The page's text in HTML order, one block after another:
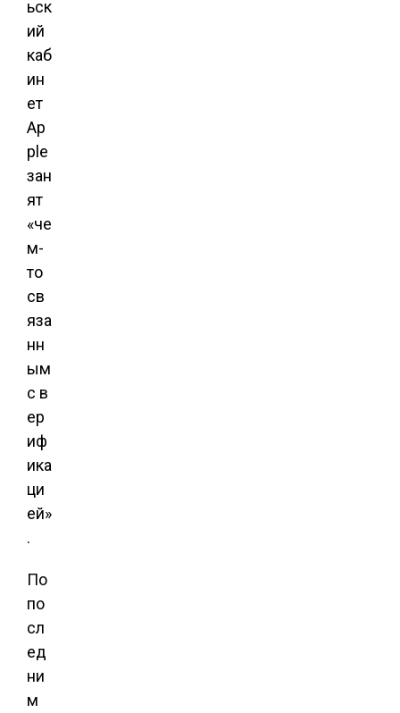
ьск
ий
каб
ин
ет
Ap
ple
зан
ят
«че
м-
то
св
яза
нн
ым
с в
ер
иф
ика
ци
ей»
.
По
по
сл
ед
ни
м